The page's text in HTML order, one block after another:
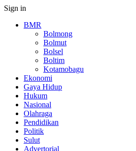
Sign in
BMR
Bolmong
Bolmut
Bolsel
Boltim
Kotamobagu
Ekonomi
Gaya Hidup
Hukum
Nasional
Olahraga
Pendidikan
Politik
Sulut
Advertorial